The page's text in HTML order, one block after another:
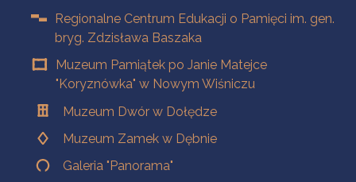
Regionalne Centrum Edukacji o Pamięci im. gen.
bryg. Zdzisława Baszaka
Muzeum Pamiątek po Janie Matejce
"Koryznówka" w Nowym Wiśniczu
Muzeum Dwór w Dołędze
Muzeum Zamek w Dębnie
Galeria "Panorama"